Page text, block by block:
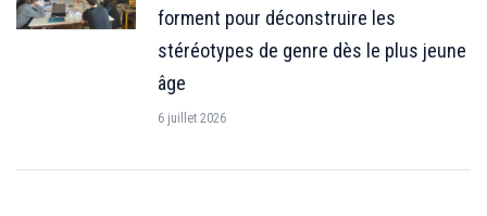
forment pour déconstruire les
stéréotypes de genre dès le plus jeune
âge
6 juillet 2026